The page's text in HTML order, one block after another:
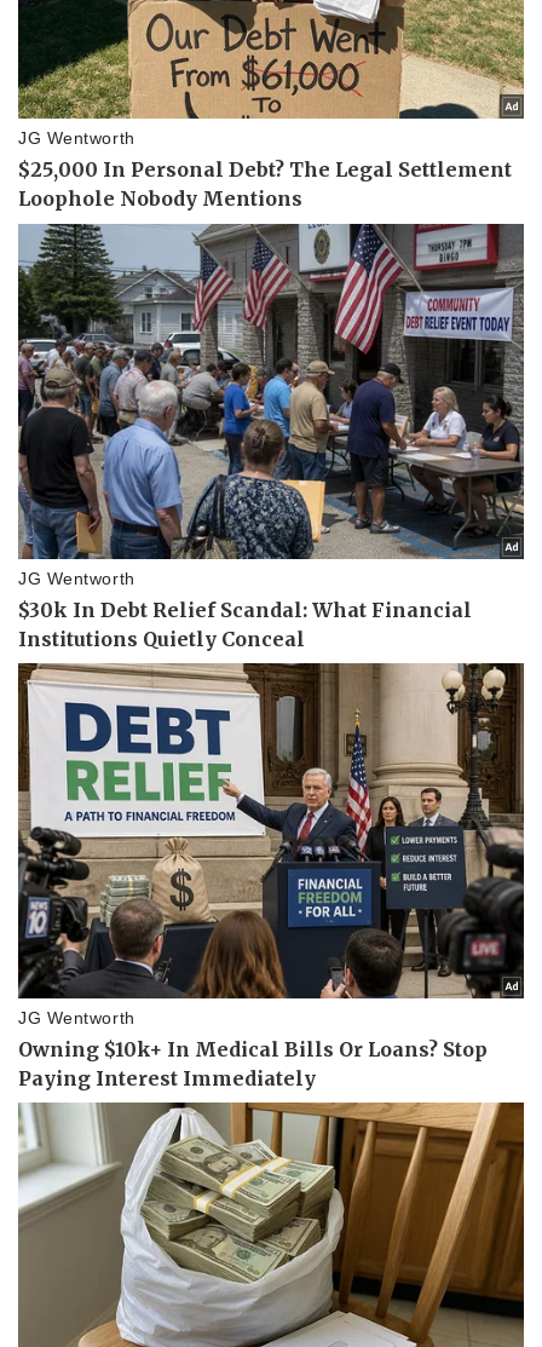
Doanh nghiệp
Thông tin doanh nghiệp
Doanh nghiệp 24h
Doanh nhân
Vì cộng đồng
Công nghệ
Sành điệu
Tin Công nghệ
Trải nghiệm
Chuyển đổi số
Sức khỏe
Dinh dưỡng - món ngon
Cây thuốc
Sản phụ khoa
Nhi khoa
Nam khoa
Làm đẹp - giảm cân
Phòng mạch online
Ăn sạch sống khỏe
Đời sống
Nhà đẹp
Blog
Tình yêu - Gia đình